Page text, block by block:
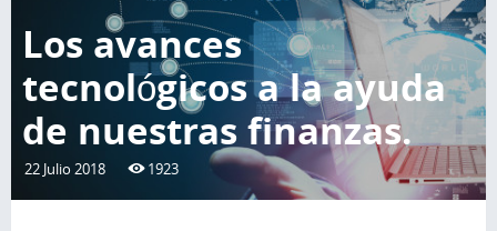
Los avances
tecnológicos a la ayuda
de nuestras finanzas.
22 Julio 2018 1923